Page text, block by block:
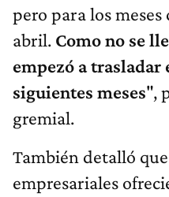
pero para los
abril. Como no se
empezó a trasladar
siguientes meses",
gremial.
También detalló
empresariales